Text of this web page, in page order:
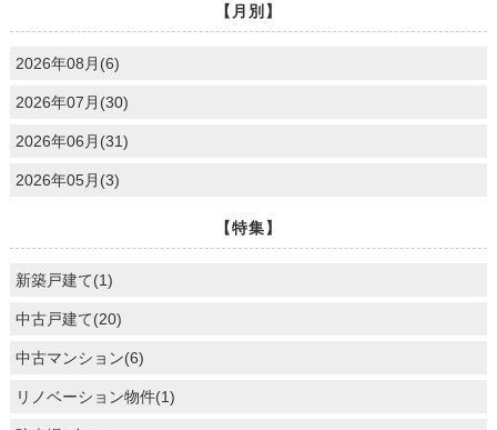
【月別】
2026年08月(6)
2026年07月(30)
2026年06月(31)
2026年05月(3)
【特集】
新築戸建て(1)
中古戸建て(20)
中古マンション(6)
リノベーション物件(1)